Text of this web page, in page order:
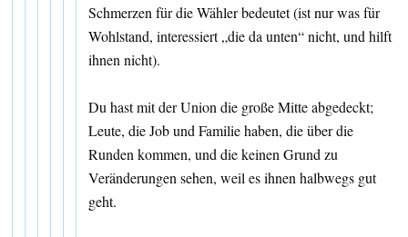
Schmerzen für die Wähler bedeutet (ist nur was für
Wohlstand, interessiert „die da unten“ nicht, und hilft
ihnen nicht).
Du hast mit der Union die große Mitte abgedeckt;
Leute, die Job und Familie haben, die über die
Runden kommen, und die keinen Grund zu
Veränderungen sehen, weil es ihnen halbwegs gut
geht.